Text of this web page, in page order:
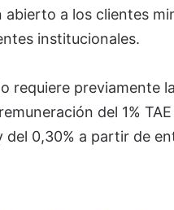
abierto a los clientes
institucionales.
requiere previamente
del 1%
del 0,30% a partir de